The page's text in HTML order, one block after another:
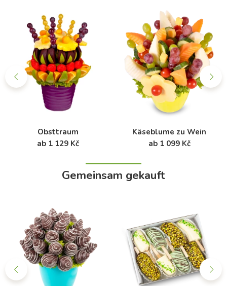
Obsttraum
ab 1 129 Kč
Käseblume zu Wein
ab 1 099 Kč
Gemeinsam gekauft